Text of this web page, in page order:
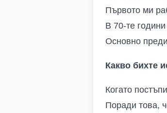
Първото ми
В 70-те
Основно
Какво бихте
Когато
Поради това,